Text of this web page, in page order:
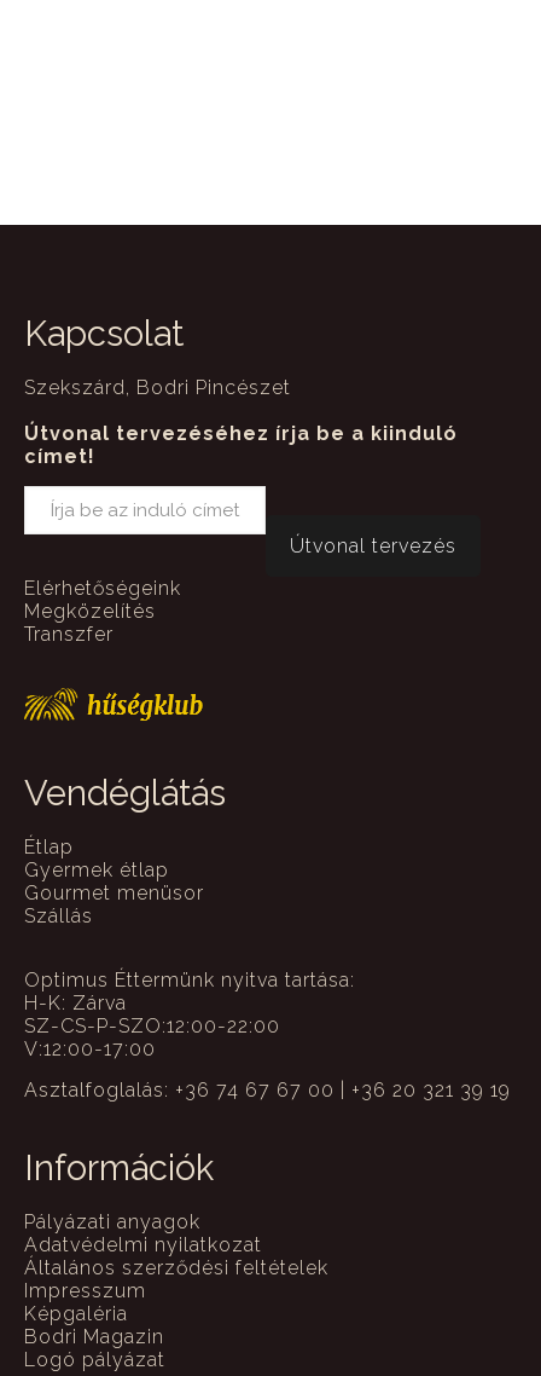
Kapcsolat
Szekszárd, Bodri Pincészet
Útvonal tervezéséhez írja be a kiinduló
címet!
Elérhetőségeink
Megközelítés
Transzfer
Vendéglátás
Étlap
Gyermek étlap
Gourmet menüsor
Szállás
Optimus Éttermünk nyitva tartása:
H-K: Zárva
SZ-CS-P-SZO:12:00-22:00
V:12:00-17:00
Asztalfoglalás: +36 74 67 67 00 | +36 20 321 39 19
Információk
Pályázati anyagok
Adatvédelmi nyilatkozat
Általános szerződési feltételek
Impresszum
Képgaléria
Bodri Magazin
Logó pályázat